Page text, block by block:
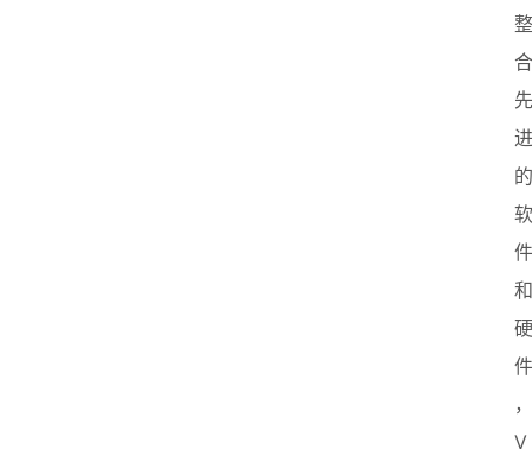
整
合
先
进
的
软
件
和
硬
件
，
V